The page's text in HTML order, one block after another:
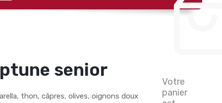
Votre
panier
senior
thon, câpres, olives, oignons doux